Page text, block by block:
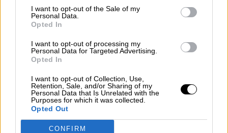
I want to opt-out of the Sale of my
Personal Data.
Opted In
I want to opt-out of processing my
Personal Data for Targeted Advertising.
Opted In
I want to opt-out of Collection, Use,
Retention, Sale, and/or Sharing of my
Personal Data that Is Unrelated with the
Purposes for which it was collected.
Opted Out
CONFIRM
María Comesaña
Por Juan Manuel Beltrán
Orden Autoritario en Construcción
Álvaro Frutos Rosado y Gabinete Geopolítica de
Reconquista leonesa